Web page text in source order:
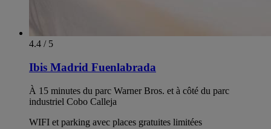
4.4 / 5
Ibis Madrid Fuenlabrada
À 15 minutes du parc Warner Bros. et à côté du parc
industriel Cobo Calleja
WIFI et parking avec places gratuites limitées